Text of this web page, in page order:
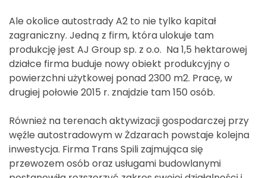
Ale okolice autostrady A2 to nie tylko kapitał
zagraniczny. Jedną z firm, która ulokuje tam
produkcję jest AJ Group sp. z o.o. Na 1,5 hektarowej
działce firma buduje nowy obiekt produkcyjny o
powierzchni użytkowej ponad 2300 m2. Pracę, w
drugiej połowie 2015 r. znajdzie tam 150 osób.
Również na terenach aktywizacji gospodarczej przy
węźle autostradowym w Żdzarach powstaje kolejna
inwestycja. Firma Trans Spili zajmująca się
przewozem osób oraz usługami budowlanymi